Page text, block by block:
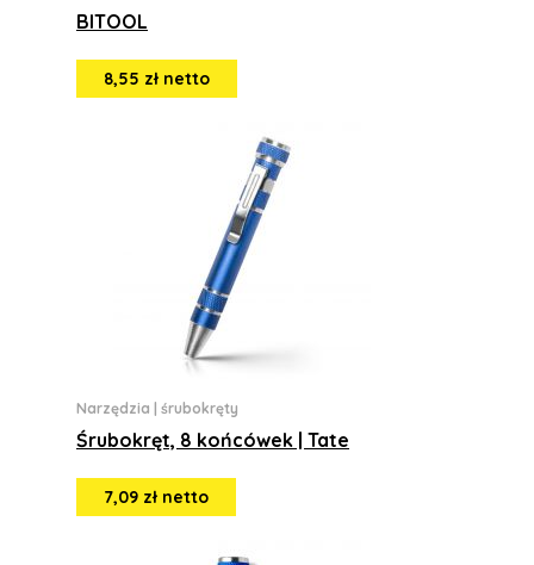
BITOOL
8,55 zł netto
Narzędzia śrubokręty
Śrubokręt, 8 końcówek | Tate
7,09 zł netto